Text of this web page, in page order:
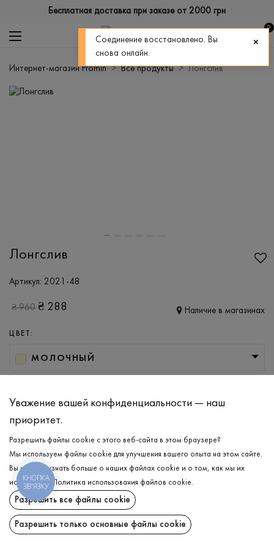
Бесплатная доставка при заказе от 2000 грн
0
Интернет-магазин Promin Все продукты Лонгслив
Лонгслив
Артикул: 2021-48
₴960 ₴ 288 Наличие в магазинах
ЦВЕТ:
МОЛОЧНЫЙ
XL
ДОБАВИТЬ В КОРЗИНУ
ВЫБЕРИТЕ РАЗМЕР
Лонгслив
ДОБАВИТЬ В КОРЗИНУ
ОПИСАНИЕ
Уважение вашей конфиденциальности — наш
приоритет.
Разрешить файлы cookie с этого веб-сайта в этом браузере?
Мы используем файлы cookie для улучшения вашего опыта на этом сайте.
Вы можете узнать больше о наших файлах cookie и о том, как мы их
используем.
Политика использования файлов cookie.
Разрешить все файлы cookie
Разрешить только основные файлы cookie
КНОПКА
ЗВ'ЯЗКУ
Соединение восстановлено. Вы
снова онлайн.